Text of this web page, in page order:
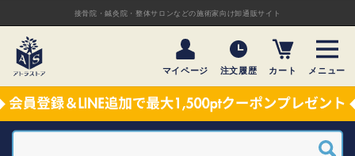
接骨院・鍼灸院・整体サロンなどの施術家向け卸通販サイト
マイページ 注文履歴 カート メニュー